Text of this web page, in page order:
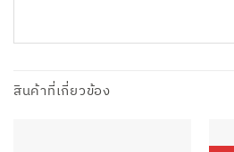
สินค้าที่เกี่ยวข้อง